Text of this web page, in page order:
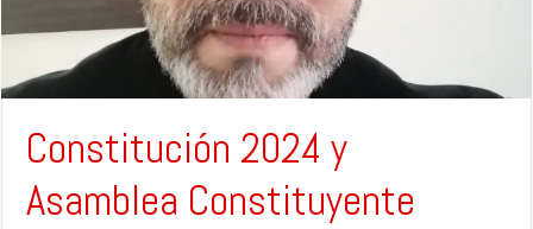
Constitución 2024 y
Asamblea Constituyente